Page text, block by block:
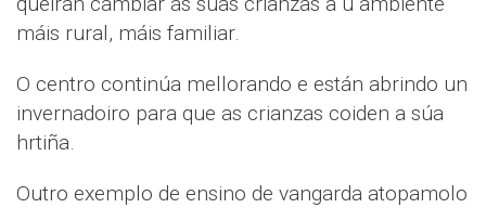
máis rural, máis familiar.
O centro continúa mellorando e están abrindo un
invernadoiro para que as crianzas coiden a súa
hrtiña.
Outro exemplo de ensino de vangarda atopamolo